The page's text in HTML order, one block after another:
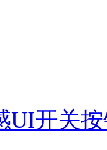
UI开关